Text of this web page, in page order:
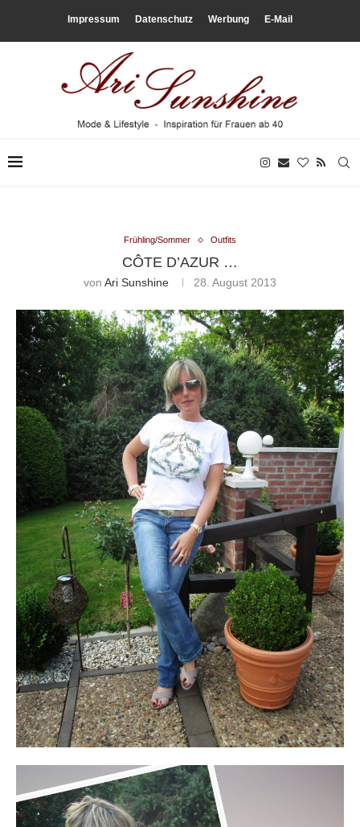
Impressum Datenschutz Werbung E-Mail
Frühling/Sommer Outfits
CÔTE D’AZUR …
von Ari Sunshine 28. August 2013